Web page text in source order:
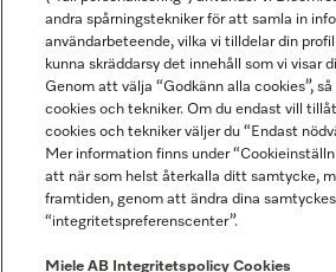
Miele AB
Allmänna villkor
Användarvillkor
Miele tillgänglighetsförklaring
Lagen om digitala tjänster
andra spårningstekniker för att samla in
användarbeteende, vilka vi tilldelar din
kunna skräddarsy det innehåll som vi visar
Genom att välja “Godkänn alla cookies”,
cookies och tekniker. Om du endast vill
cookies och tekniker väljer du “Endast
Mer information finns under
att när som helst återkalla ditt samtycke,
framtiden, genom att ändra dina
“integritetspreferenscenter”.
Miele AB Integritetspolicy Cookies